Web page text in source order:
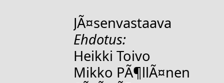
JÃ¤senvastaava
Ehdotus:
Heikki Toivo
Mikko PÃ¶llÃ¤nen